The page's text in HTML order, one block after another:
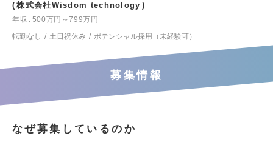
株式会社Wisdom technology
年収
500万円～799万円
転勤なし
土日祝休み ポテンシャル採用（未経験可）
募集情報
なぜ募集しているのか